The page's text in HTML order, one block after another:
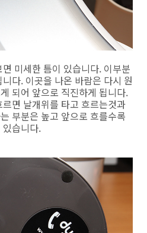
미세한 틈이 있습니다. 이부분
다. 이곳을 나온 바람은 다시 원
되어 앞으로 직진하게 됩니다.
면 날개위를 타고 흐르는것과
부분은 높고 앞으로 흐를수록
습니다.